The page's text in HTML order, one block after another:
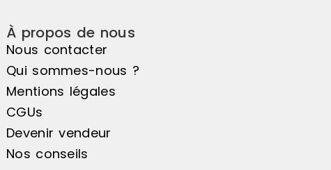
À propos de nous
Nous contacter
Qui sommes-nous ?
Mentions légales
CGUs
Devenir vendeur
Nos conseils